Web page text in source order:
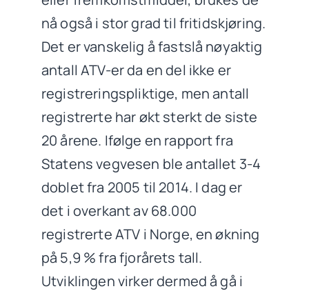
nå også i stor grad til fritidskjøring.
Det er vanskelig å fastslå nøyaktig
antall ATV-er da en del ikke er
registreringspliktige, men antall
registrerte har økt sterkt de siste
20 årene. Ifølge en rapport fra
Statens vegvesen ble antallet 3-4
doblet fra 2005 til 2014. I dag er
det i overkant av 68.000
registrerte ATV i Norge, en økning
på 5,9 % fra fjorårets tall.
Utviklingen virker dermed å gå i